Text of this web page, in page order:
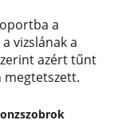
a
vizslának a
azért tűnt
megtetszett.